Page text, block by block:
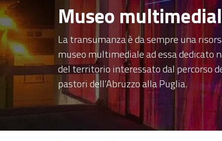
Museo
La transumanza è da sempre una
museo multimediale ad essa
del territorio interessato dal percorso
pastori dell’Abruzzo alla Puglia.